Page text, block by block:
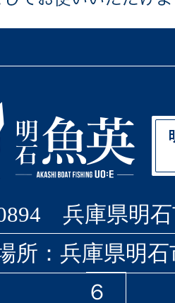
兵庫県明石
所：兵庫県明
６